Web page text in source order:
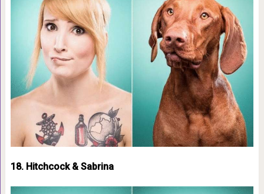
18. Hitchcock & Sabrina